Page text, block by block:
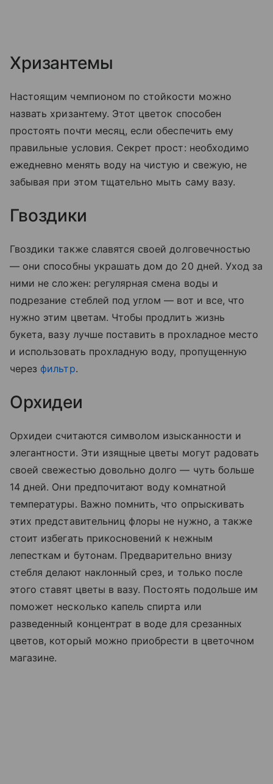
Хризантемы
Настоящим чемпионом по стойкости можно
назвать хризантему. Этот цветок способен
простоять почти месяц, если обеспечить ему
правильные условия. Секрет прост: необходимо
ежедневно менять воду на чистую и свежую, не
забывая при этом тщательно мыть саму вазу.
Гвоздики
Гвоздики также славятся своей долговечностью
— они способны украшать дом до 20 дней. Уход за
ними не сложен: регулярная смена воды и
подрезание стеблей под углом — вот и все, что
нужно этим цветам. Чтобы продлить жизнь
букета, вазу лучше поставить в прохладное место
и использовать прохладную воду, пропущенную
через фильтр.
Орхидеи
Орхидеи считаются символом изысканности и
элегантности. Эти изящные цветы могут радовать
своей свежестью довольно долго — чуть больше
14 дней. Они предпочитают воду комнатной
температуры. Важно помнить, что опрыскивать
этих представительниц флоры не нужно, а также
стоит избегать прикосновений к нежным
лепесткам и бутонам. Предварительно внизу
стебля делают наклонный срез, и только после
этого ставят цветы в вазу. Постоять подольше им
поможет несколько капель спирта или
разведенный концентрат в воде для срезанных
цветов, который можно приобрести в цветочном
магазине.